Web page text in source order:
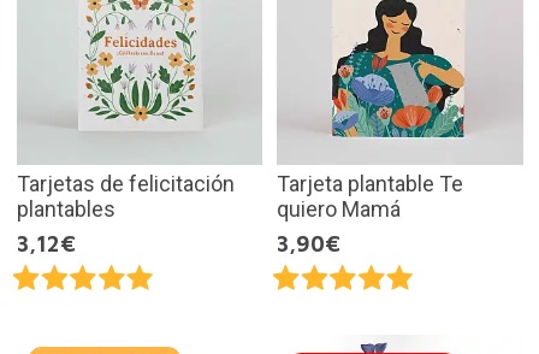
Tarjetas de felicitación
plantables
3,12€
Tarjeta plantable Te
quiero Mamá
3,90€